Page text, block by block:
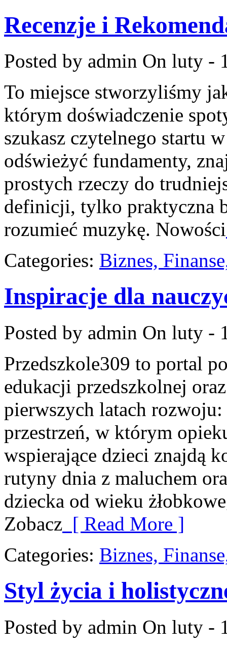
Recenzje i
Posted by admin On luty -
To miejsce stworzyliśmy
którym doświadczenie
szukasz czytelnego startu
odświeżyć fundamenty,
prostych rzeczy do
definicji, tylko praktyczna
rozumieć muzykę. Nowości
Categories: Biznes,
Inspiracje dla
Posted by admin On luty -
Przedszkole309 to portal
edukacji przedszkolnej
pierwszych latach
przestrzeń, w którym
wspierające dzieci znajdą
rutyny dnia z maluchem
dziecka od wieku
Zobacz [ Read More ]
Categories: Biznes,
Styl życia i
Posted by admin On luty -